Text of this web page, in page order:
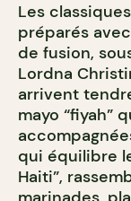
Les
préparés
de fusion,
Lordna
arrivent
mayo “fiyah”
qui équilibre
Haiti”,